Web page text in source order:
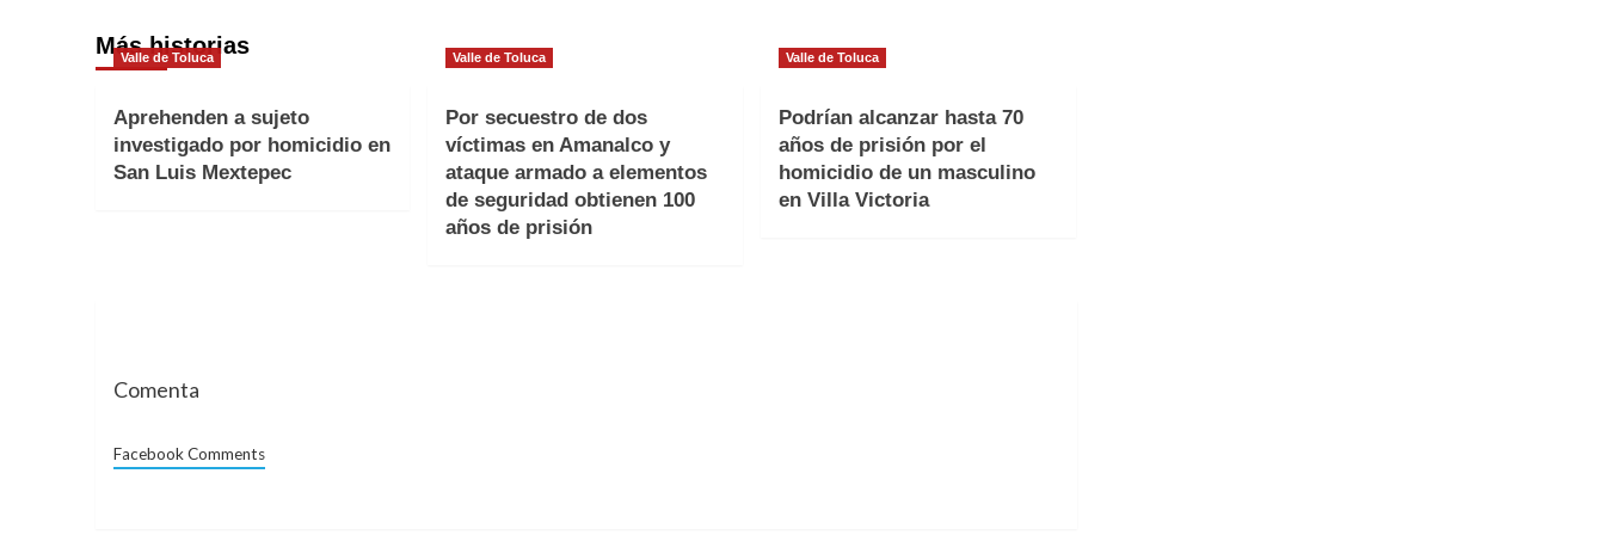
Más historias
Valle de Toluca
Aprehenden a sujeto
investigado por homicidio en
San Luis Mextepec
Valle de Toluca
Por secuestro de dos
víctimas en Amanalco y
ataque armado a elementos
de seguridad obtienen 100
años de prisión
Valle de Toluca
Podrían alcanzar hasta 70
años de prisión por el
homicidio de un masculino
en Villa Victoria
Comenta
Facebook Comments